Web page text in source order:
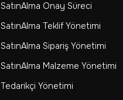
SatınAlma Onay Süreci
SatınAlma Teklif Yönetimi
SatınAlma Sipariş Yönetimi
SatınAlma Malzeme Yönetimi
Tedarikçi Yönetimi